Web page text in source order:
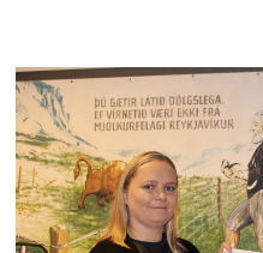
Karfan er tóm.